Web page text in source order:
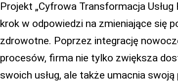
Projekt „Cyfrowa Transformacja
krok w odpowiedzi na zmieniające się
zdrowotne. Poprzez integrację
procesów, firma nie tylko zwiększa
swoich usług, ale także umacnia